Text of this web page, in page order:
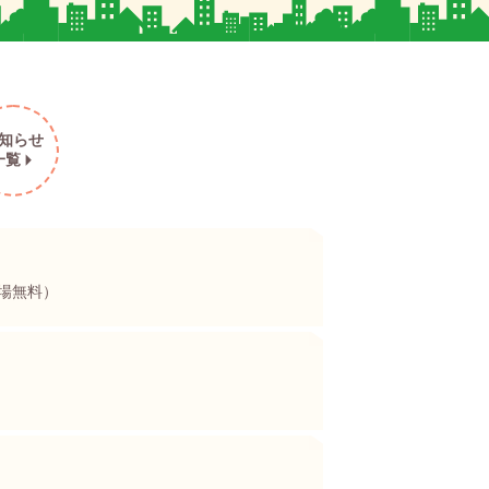
らせ
覧
無料）